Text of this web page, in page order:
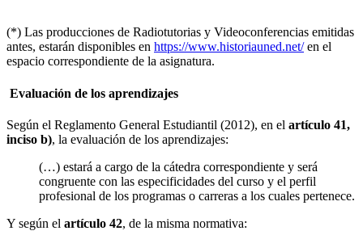
(*) Las producciones de Radiotutorias y Videoconferencias emitidas
antes, estarán disponibles en https://www.historiauned.net/en el
espacio correspondiente de la asignatura.
Evaluación de los aprendizajes
Según el Reglamento General Estudiantil (2012), en el artículo 41,
inciso b), la evaluación de los aprendizajes:
(…) estará a cargo de la cátedra correspondiente y será
congruente con las especificidades del curso y el perfil
profesional de los programas o carreras a los cuales pertenece.
Y según el artículo 42, de la misma normativa: